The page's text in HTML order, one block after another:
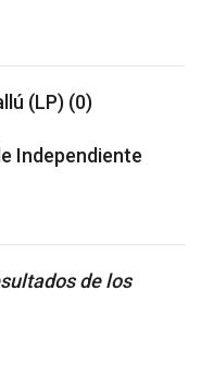
(LP) (0)
Independiente
de los